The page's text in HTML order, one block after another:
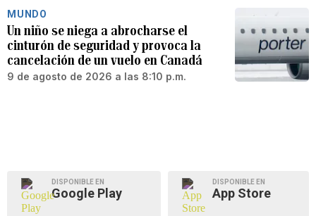
MUNDO
Un niño se niega a abrocharse el
cinturón de seguridad y provoca la
cancelación de un vuelo en Canadá
9 de agosto de 2026 a las 8:10 p.m.
DISPONIBLE EN
Google Play
DISPONIBLE EN
App Store